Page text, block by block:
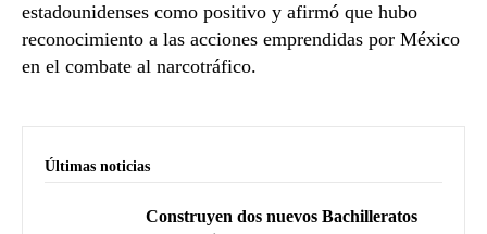
estadounidenses como positivo y afirmó que hubo
reconocimiento a las acciones emprendidas por México
en el combate al narcotráfico.
Últimas noticias
Construyen dos nuevos Bachilleratos